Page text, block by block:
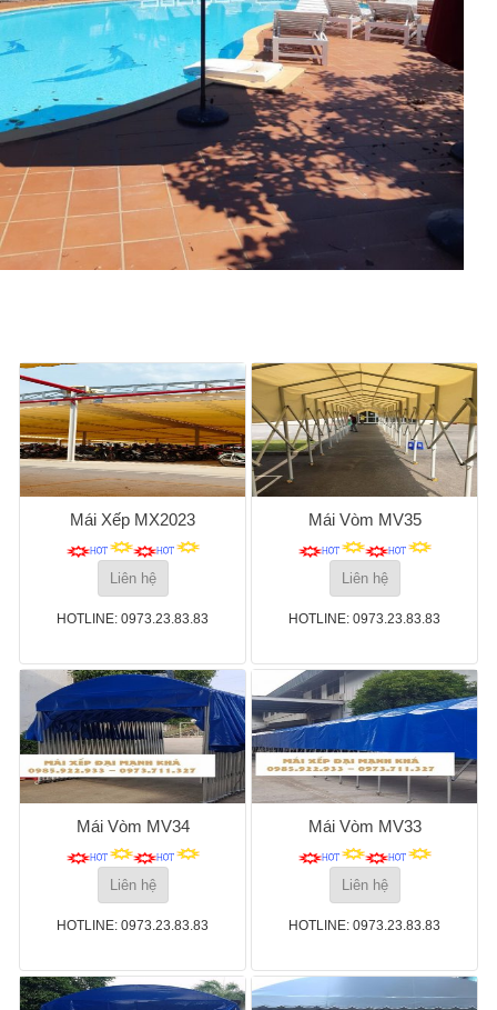
Mái Xếp MX2023
Liên hệ
HOTLINE: 0973.23.83.83
Mái Vòm MV35
Liên hệ
HOTLINE: 0973.23.83.83
Mái Vòm MV34
Liên hệ
HOTLINE: 0973.23.83.83
Mái Vòm MV33
Liên hệ
HOTLINE: 0973.23.83.83